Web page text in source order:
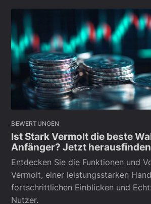
BEWERTUNGEN
Ist Stark Vermolt die beste
Anfänger? Jetzt
Entdecken Sie die Funktionen und
Vermolt, einer leistungsstarken
fortschrittlichen Einblicken und
Nutzer.